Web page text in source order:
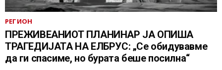
РЕГИОН
ПРЕЖИВЕАНИОТ ПЛАНИНАР ЈА ОПИША
ТРАГЕДИЈАТА НА ЕЛБРУС: „Се обидувавме
да ги спасиме, но бурата беше посилна“